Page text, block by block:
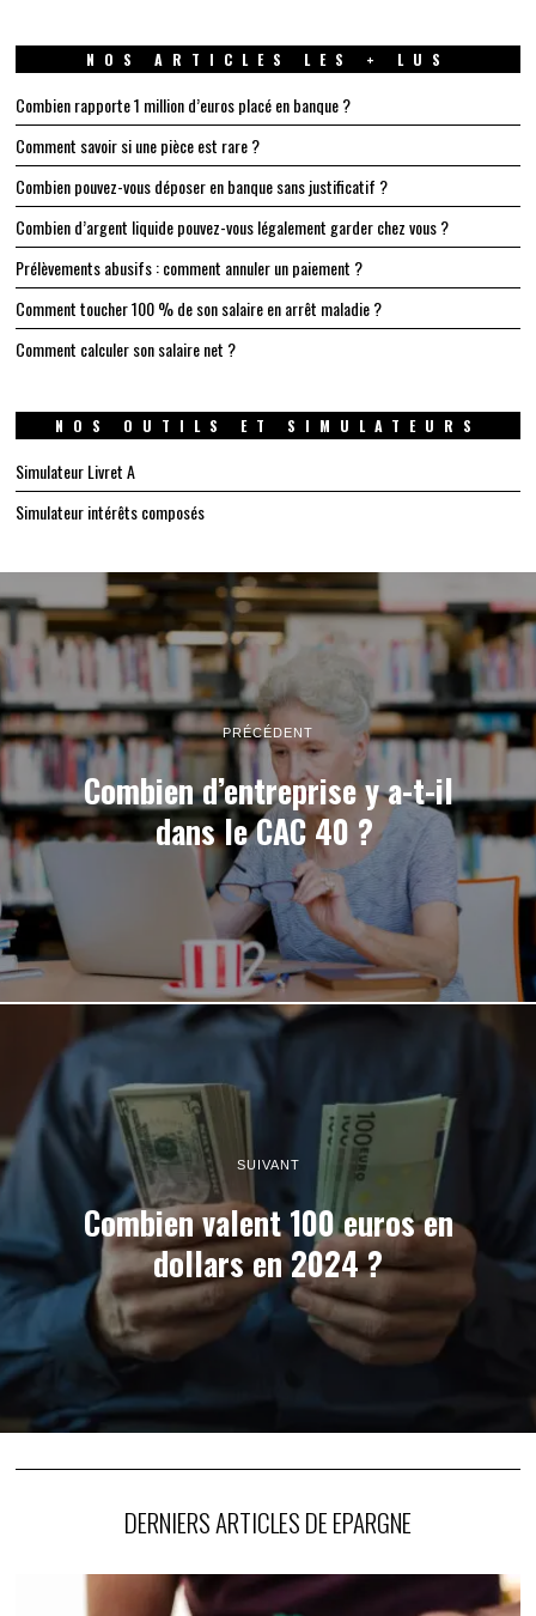
NOS ARTICLES LES + LUS
Combien rapporte 1 million d’euros placé en banque ?
Comment savoir si une pièce est rare ?
Combien pouvez-vous déposer en banque sans justificatif ?
Combien d’argent liquide pouvez-vous légalement garder chez vous ?
Prélèvements abusifs : comment annuler un paiement ?
Comment toucher 100 % de son salaire en arrêt maladie ?
Comment calculer son salaire net ?
NOS OUTILS ET SIMULATEURS
Simulateur Livret A
Simulateur intérêts composés
PRÉCÉDENT
Combien d’entreprise y a-t-il
dans le CAC 40 ?
SUIVANT
Combien valent 100 euros en
dollars en 2024 ?
DERNIERS ARTICLES DE EPARGNE